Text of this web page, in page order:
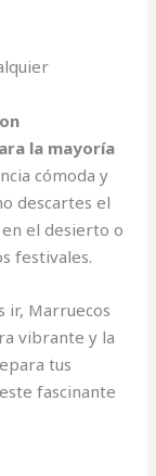
la mayoría
cómoda y
descartes el
el desierto o
festivales.
ir, Marruecos
vibrante y la
tus
fascinante